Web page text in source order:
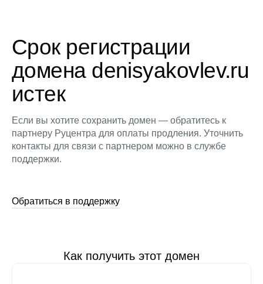
Срок регистрации
домена denisyakovlev.ru
истек
Если вы хотите сохранить домен — обратитесь к
партнеру Руцентра для оплаты продления. Уточнить
контакты для связи с партнером можно в службе
поддержки.
Обратиться в поддержку
Как получить этот домен